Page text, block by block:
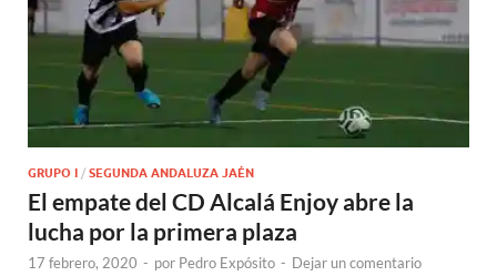
GRUPO I / SEGUNDA ANDALUZA JAÉN
El empate del CD Alcalá Enjoy abre la
lucha por la primera plaza
17 febrero, 2020 - por Pedro Expósito - Dejar un comentario